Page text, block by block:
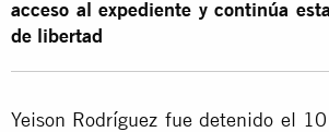
acceso al expediente y continúa
de libertad
Yeison Rodríguez fue detenido el